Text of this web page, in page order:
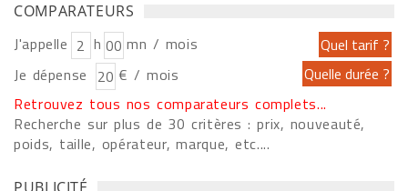
COMPARATEURS
J'appelle h
mn / mois
Je dépense
€ / mois
Retrouvez tous nos comparateurs complets...
Recherche sur plus de 30 critères : prix, nouveauté,
poids, taille, opérateur, marque, etc....